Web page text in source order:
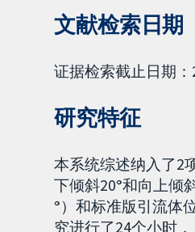
文献检索日期
证据检索截止日期：
研究特征
本系统综述纳入了2
下倾斜20°和向上倾
°）和标准版引流体
究进行了24个小时